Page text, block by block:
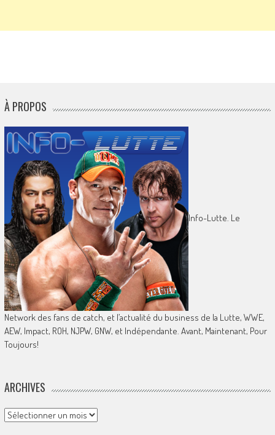
À PROPOS
Info-Lutte. Le
Network des fans de catch, et l’actualité du business de la Lutte, WWE,
AEW, Impact, ROH, NJPW, GNW, et Indépendante. Avant, Maintenant, Pour
Toujours!
ARCHIVES
Archives